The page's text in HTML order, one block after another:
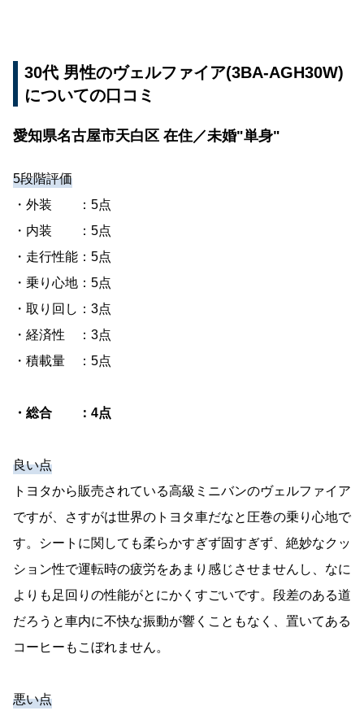
30代 男性のヴェルファイア(3BA-AGH30W)
についての口コミ
愛知県名古屋市天白区 在住／未婚"単身"
5段階評価
・外装 ：5点
・内装 ：5点
・走行性能：5点
・乗り心地：5点
・取り回し：3点
・経済性 ：3点
・積載量 ：5点
・総合 ：4点
良い点
トヨタから販売されている高級ミニバンのヴェルファイア
ですが、さすがは世界のトヨタ車だなと圧巻の乗り心地で
す。シートに関しても柔らかすぎず固すぎず、絶妙なクッ
ション性で運転時の疲労をあまり感じさせませんし、なに
よりも足回りの性能がとにかくすごいです。段差のある道
だろうと車内に不快な振動が響くこともなく、置いてある
コーヒーもこぼれません。
悪い点